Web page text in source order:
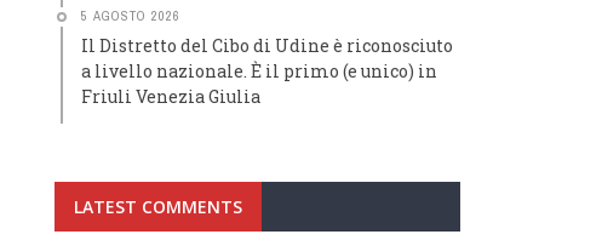
5 AGOSTO 2026
Il Distretto del Cibo di Udine è riconosciuto
a livello nazionale. È il primo (e unico) in
Friuli Venezia Giulia
LATEST COMMENTS